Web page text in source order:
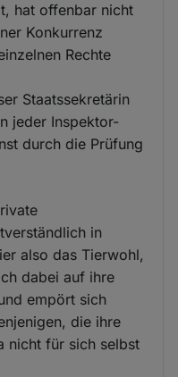
hat offenbar nicht
Konkurrenz
Rechte
Staatssekretärin
jeder Inspektor-
durch die Prüfung
in
also das Tierwohl,
dabei auf ihre
empört sich
die ihre
nicht für sich selbst